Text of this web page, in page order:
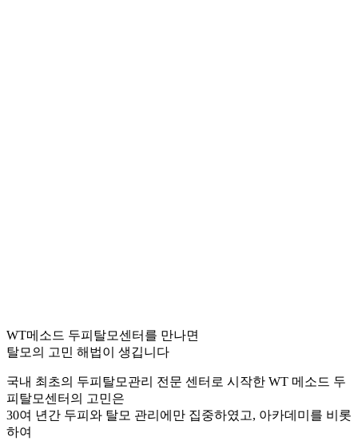
WT메소드 두피탈모센터를 만나면
탈모의 고민 해법이 생깁니다
국내 최초의 두피탈모관리 전문 센터로 시작한 WT 메소드 두
피탈모센터의 고민은
30여 년간 두피와 탈모 관리에만 집중하였고, 아카데미를 비롯
하여